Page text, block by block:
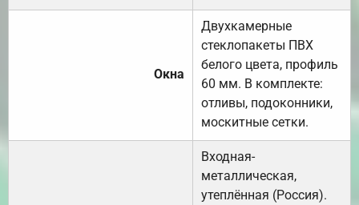
Окна
Двухкамерные
стеклопакеты ПВХ
белого цвета, профиль
60 мм. В комплекте:
отливы, подоконники,
москитные сетки.
Входная-
металлическая,
утеплённая (Россия).